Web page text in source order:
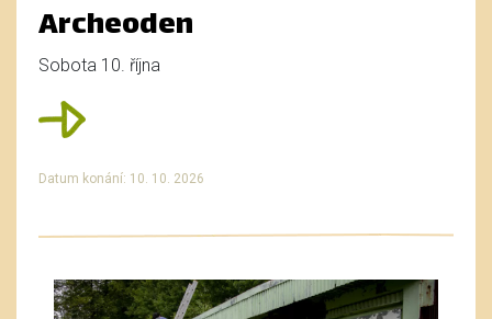
Archeoden
Sobota 10. října
Datum konání: 10. 10. 2026